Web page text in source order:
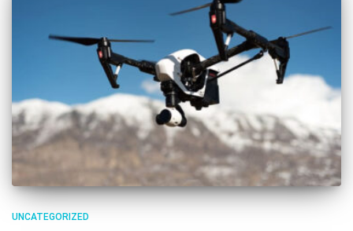
UNCATEGORIZED